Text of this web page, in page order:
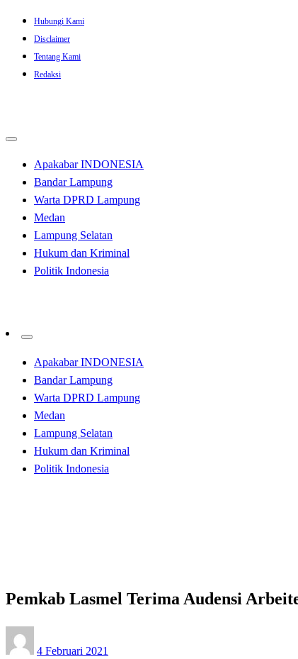
Skip
content
Hubungi Kami
Disclaimer
Tentang Kami
Redaksi
Apakabar INDONESIA
Bandar Lampung
Warta DPRD Lampung
Medan
Lampung Selatan
Hukum dan Kriminal
Politik Indonesia
Apakabar INDONESIA
Bandar Lampung
Warta DPRD Lampung
Medan
Lampung Selatan
Hukum dan Kriminal
Politik Indonesia
Pemkab Lasmel Terima Audensi
on
4 Februari 2021